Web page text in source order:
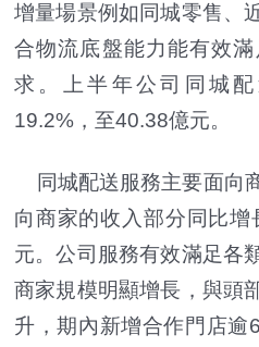
增量場景例如同城零售、
合物流底盤能力能有效
求。上半年公司同城
19.2%，至40.38億元。
同城配送服務主要面向
向商家的收入部分同比
元。公司服務有效滿足各
商家規模明顯增長，與頭
升，期內新增合作門店逾